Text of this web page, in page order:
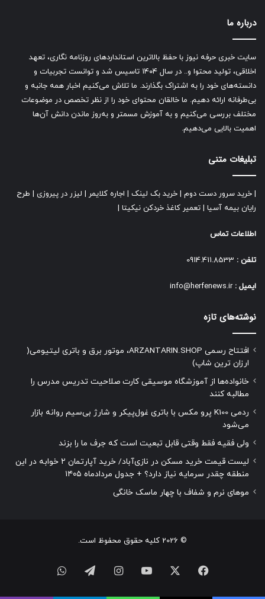
درباره ما
سایت خبری حرفه نیوز با حفظ بالاترین استانداردهای روزنامه نگاری، تعهد
اخلاقی، تولید محتوا و.. در سال ۱۴۰۴ تاسیس شد و توانست تجربیات و
دانسته‌های خود را به اشتراک بگذارند. ما تلاش می‌کنیم اخبار همه جانبه و
بی‌طرفانه ارائه دهیم. ما خالقان محتوای خود را از نظر تخصص در موضوعات
مختلف بررسی می‌کنیم و به آموزش مسمتر و به‌روز ماندن دانش آن‌ها
اهمیت بالایی می‌دهیم.
تبلیغات متنی
خرید سرور دست دوم خرید بک لینک اجاره کلایمر لیزر در پیروزی
طرح
رایان بیمه آسیا
تعمیر کاغذ خردکن نیکیتا
اطلاعات تماس
تلفن :
ایمیل : info@herfenews.ir
نوشته‌های تازه
افتتاح رسمی ARZANTARIN.SHOP، موتور برق و باتری لیتیومی(
ارزان ترین شاپ)
خانواده‌ها از آموزشگاه موسیقی کارت صلاحیت تدریس مدرس را
مطالبه کنند
ردمی K100 پرو مکس با باتری غول‌پیکر و شارژ بی‌سیم روانه بازار
می‌شود
ولی فقیه فقط وقتی قابل تبعیت است که جرف ما را بزند
لیست قیمت خرید مسکن در نازی‌آباد/ خرید آپارتمان ۲ خوابه در این
منطقه چقدر سرمایه نیاز دارد؟ + جدول مردادماه ۱۴۰۵
موهای نرم و شفاف با چهار ماسک خانگی
© 2026 کلیه حقوق محفوظ است.
فیسبوک ایکس یوتیوب اینستاگرامتلگرام